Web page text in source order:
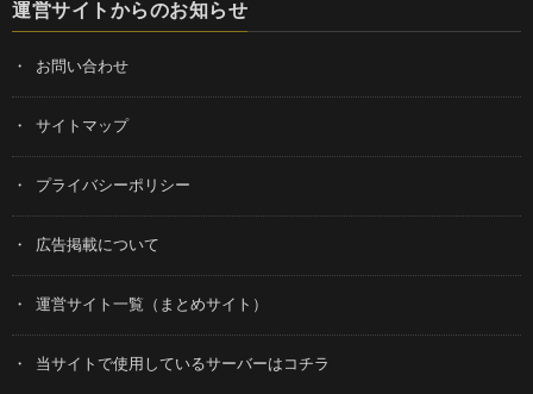
運営サイトからのお知らせ
お問い合わせ
サイトマップ
プライバシーポリシー
広告掲載について
運営サイト一覧（まとめサイト）
当サイトで使用しているサーバーはコチラ